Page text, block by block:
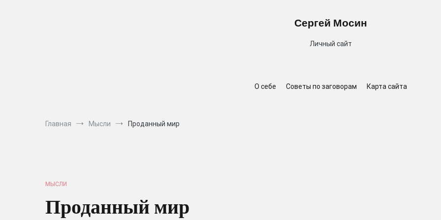
Сергей Мосин
Личный сайт
О себе Советы по заговорам Карта сайта
Главная Мысли Проданный мир
МЫСЛИ
Проданный мир